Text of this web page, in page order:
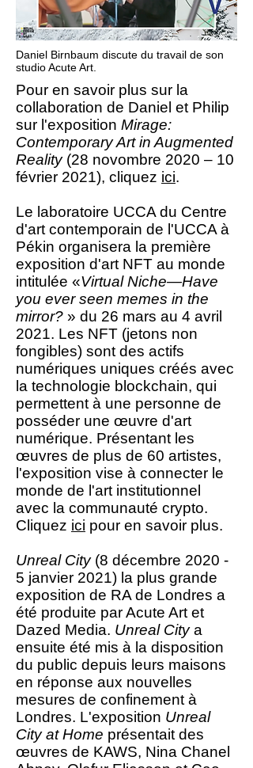
Daniel Birnbaum discute du travail de son
studio Acute Art.
Pour en savoir plus sur la
collaboration de Daniel et Philip
sur l'exposition Mirage:
Contemporary Art in Augmented
Reality (28 novombre 2020 – 10
février 2021), cliquez ici.
Le laboratoire UCCA du Centre
d'art contemporain de l'UCCA à
Pékin organisera la première
exposition d'art NFT au monde
intitulée «Virtual Niche—Have
you ever seen memes in the
mirror? » du 26 mars au 4 avril
2021. Les NFT (jetons non
fongibles) sont des actifs
numériques uniques créés avec
la technologie blockchain, qui
permettent à une personne de
posséder une œuvre d'art
numérique. Présentant les
œuvres de plus de 60 artistes,
l'exposition vise à connecter le
monde de l'art institutionnel
avec la communauté crypto.
Cliquez ici pour en savoir plus.
Unreal City(8 décembre 2020 -
5 janvier 2021) la plus grande
exposition de RA de Londres a
été produite par Acute Art et
Dazed Media. Unreal Citya
ensuite été mis à la disposition
du public depuis leurs maisons
en réponse aux nouvelles
mesures de confinement à
Londres. L'exposition Unreal
City at Home présentait des
œuvres de KAWS, Nina Chanel